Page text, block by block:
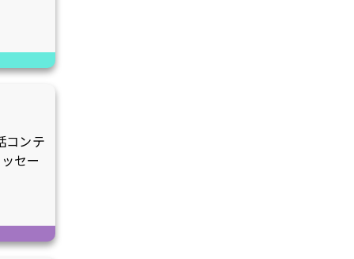
コンテ
セー